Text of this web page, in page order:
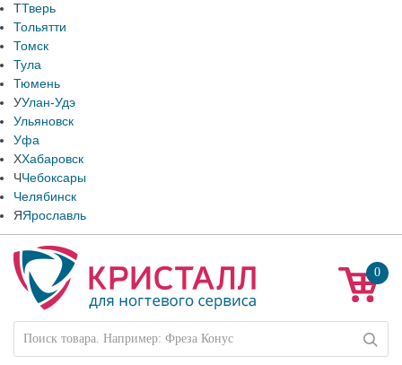
ТТверь
Тольятти
Томск
Тула
Тюмень
УУлан-Удэ
Ульяновск
Уфа
ХХабаровск
ЧЧебоксары
Челябинск
ЯЯрославль
0